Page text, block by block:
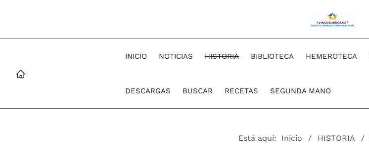
INICIO NOTICIAS HISTORIA BIBLIOTECA HEMEROTECA
DESCARGAS BUSCAR RECETAS SEGUNDA MANO
Está aquí: Inicio HISTORIA